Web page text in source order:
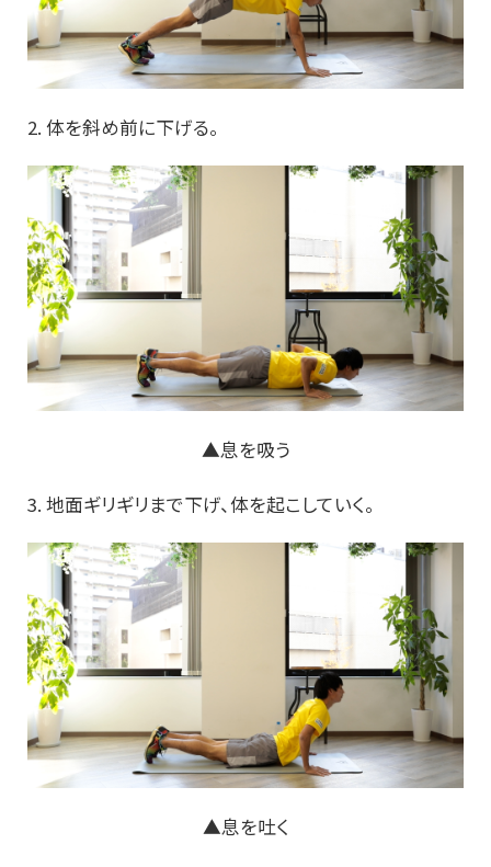
2. 体を斜め前に下げる。
▲息を吸う
3. 地面ギリギリまで下げ、体を起こしていく。
▲息を吐く